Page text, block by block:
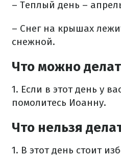
– Теплый день –
– Снег на крышах
снежной.
Что можно
1. Если в этот день у
помолитесь Иоанну.
Что нельзя
1. В этот день стоит